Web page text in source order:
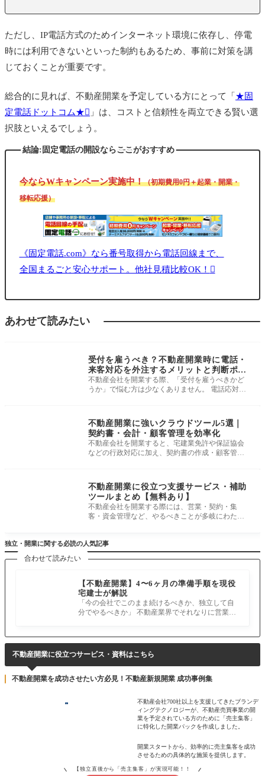
ただし、IP電話方式のためインターネット環境に依存し、停電
時には利用できないといった制約もあるため、事前に対策を講
じておくことが重要です。
総合的に見れば、不動産開業を予定している方にとって「 ★固
定電話ドットコム★
」は、コストと信頼性を両立できる賢い選
択肢といえるでしょう。
結論:固定電話の開設ならここがおすすめ
今ならWキャンペーン実施中！（初期費用0円＋起業・開業・
移転応援）
《固定電話.com》なら番号取得から電話回線まで、
全国まるごと安心サポート。他社見積比較OK！
あわせて読みたい
受付を雇うべき？不動産開業時に電話・
来客対応を外注するメリットと判断ポイ
ント
不動産会社を開業する際、「受付を雇うべきかど
うか」で悩む方は少なくありません。 電話応対や
不動産開業に強いクラウドツール5選｜
契約書・会計・顧客管理を効率化
不動産会社を開業すると、宅建業免許や保証協会
などの行政対応に加え、契約書の作成・顧客管
不動産開業に役立つ支援サービス・補助
ツールまとめ【無料あり】
不動産会社を開業する際には、営業・契約・集
客・資金管理など、やるべきことが多岐にわたり
独立・開業に関する必読の人気記事
合わせて読みたい
【不動産開業】4〜6ヶ月の準備手順を現役
宅建士が解説
「今の会社でこのまま続けるべきか、独立して自
分でやるべきか」 不動産業界でそれなりに営業を
不動産開業に役立つサービス・資料はこちら
不動産開業を成功させたい方必見！不動産新規開業 成功事例集
不動産会社700社以上を支援してきたブランデ
ィングテクノロジーが、不動産売買事業の開
業を予定されている方のために「売主集客」
に特化した開業パックを作成しました。
開業スタートから、効率的に売主集客を成功
させるための具体的な施策を提供します。
【独立直後から「売主集客」が実現可能！！